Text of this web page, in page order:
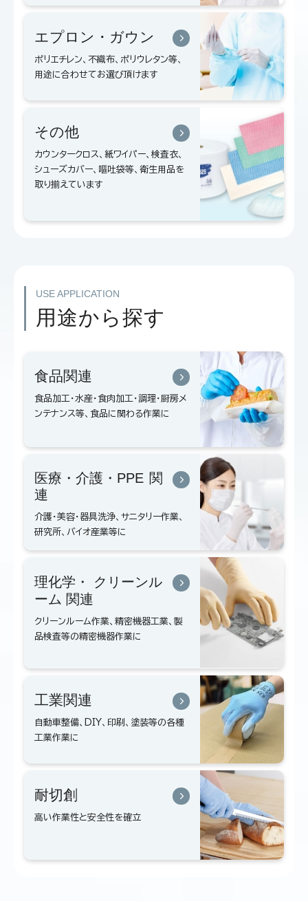
エプロン・ガウン
ポリエチレン、不織布、ポリウレタン等、
用途に合わせてお選び頂けます
その他
カウンタークロス、紙ワイパー、検査衣、
シューズカバー、嘔吐袋等、衛生用品を
取り揃えています
USE APPLICATION
用途から探す
食品関連
食品加工・水産・食肉加工・調理・厨房メ
ンテナンス等、食品に関わる作業に
医療・介護・ PPE 関
連
介護・美容・器具洗浄、サニタリー作業、
研究所、バイオ産業等に
理化学・
クリーンル
ーム 関連
クリーンルーム作業、精密機器工業、製
品検査等の精密機器作業に
工業関連
自動車整備、DIY、印刷、塗装等の各種
工業作業に
耐切創
高い作業性と安全性を確立